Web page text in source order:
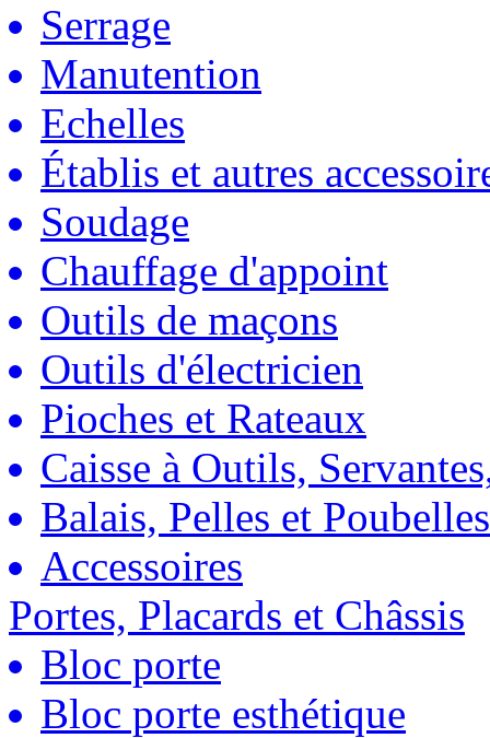
Serrage
Manutention
Echelles
Établis et autres
Soudage
Chauffage d'appoint
Outils de maçons
Outils d'électricien
Pioches et Rateaux
Caisse à Outils,
Balais, Pelles et Poubelles
Accessoires
Portes, Placards et Châssis
Bloc porte
Bloc porte esthétique